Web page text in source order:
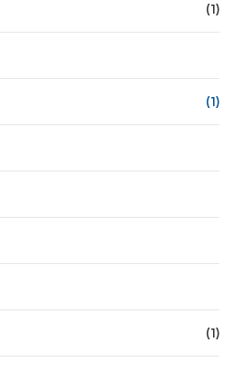
(1)
(1)
(1)